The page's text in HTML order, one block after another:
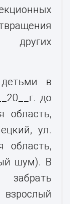
в
до
область,
ул.
область,
шум). В
забрать